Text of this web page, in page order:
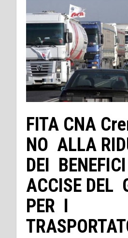
FITA CNA
NO ALLA
DEI
ACCISE DEL
PER I